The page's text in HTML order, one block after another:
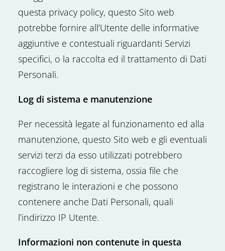
questa privacy policy, questo Sito web
potrebbe fornire all’Utente delle informative
aggiuntive e contestuali riguardanti Servizi
specifici, o la raccolta ed il trattamento di Dati
Personali.
Log di sistema e manutenzione
Per necessità legate al funzionamento ed alla
manutenzione, questo Sito web e gli eventuali
servizi terzi da esso utilizzati potrebbero
raccogliere log di sistema, ossia file che
registrano le interazioni e che possono
contenere anche Dati Personali, quali
l’indirizzo IP Utente.
Informazioni non contenute in questa